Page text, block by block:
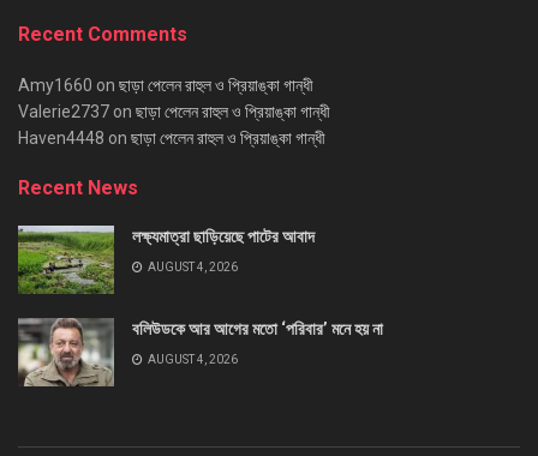
Recent Comments
Amy1660 on ছাড়া পেলেন রাহুল ও প্রিয়াঙ্কা গান্ধী
Valerie2737 on ছাড়া পেলেন রাহুল ও প্রিয়াঙ্কা গান্ধী
Haven4448 on ছাড়া পেলেন রাহুল ও প্রিয়াঙ্কা গান্ধী
Recent News
লক্ষ্যমাত্রা ছাড়িয়েছে পাটের আবাদ
AUGUST 4, 2026
বলিউডকে আর আগের মতো ‘পরিবার’ মনে হয় না
AUGUST 4, 2026